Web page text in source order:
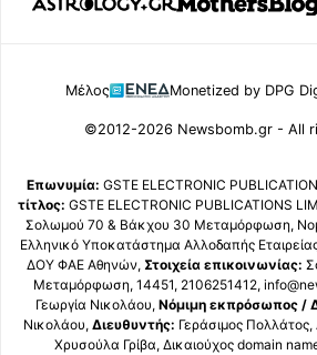
Μέλος Monetized by DPG
©2012-2026 Newsbomb.gr - All
Επωνυμία: GSTE ELECTRONIC
τίτλος: GSTE ELECTRONIC PUBLICATIONS
Σολωμού 70 & Βάκχου 30 Μεταμόρφωση,
Ελληνικό Υποκατάστημα Αλλοδαπής
ΔΟΥ ΦΑΕ Αθηνών, Στοιχεία επικοινωνίας:
Μεταμόρφωση, 14451, 2106251412,
Γεωργία Νικολάου, Νόμιμη εκπρόσωπος /
Νικολάου, Διευθυντής: Γεράσιμος Πολλάτος,
Χρυσούλα Γρίβα, Δικαιούχος domain